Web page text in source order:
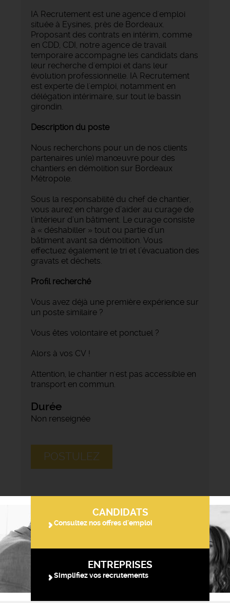
IA Recrutement est une agence d'emploi
située à Eysines, près de Bordeaux.
Proposant des contrats en intérim, comme
en CDD, CDI, notre agence de travail
temporaire accompagne les candidats dans
leur recherche d'emploi et dans leur
évolution professionnelle. IA Recrutement
est experte de l'emploi, notamment en
délégation intérimaire, sur tout le bassin
girondin.
Description du poste
Nous recherchons pour un de nos clients
partenaires un(e) manœuvre pour des
chantiers en démolition sur Bordeaux
Métropole.
Sous la responsabilité du chef de chantier,
vous aurez en charge d’aider au curage de
l’intérieur d’un bâtiment. Le curage consiste
à « déshabiller » tout ou partie d’un
bâtiment avant sa démolition. Vous
effectuez également le tri et l’évacuation des
gravats et déchets.
Profil recherché
Vous avez déjà une première expérience sur
un poste similaire ?
Vous êtes volontaire et ponctuel ?
Alors à vos CV !
Attention, le chantier n'est pas accessible en
transport en commun.
Durée
Non renseignée
POSTULEZ
CANDIDATS
Consultez nos offres d'emploi
ENTREPRISES
Simplifiez vos recrutements